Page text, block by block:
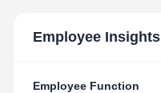
Employee Insights
Employee Function